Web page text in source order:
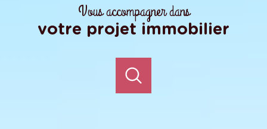
Vous accompagner dans
votre projet immobilier